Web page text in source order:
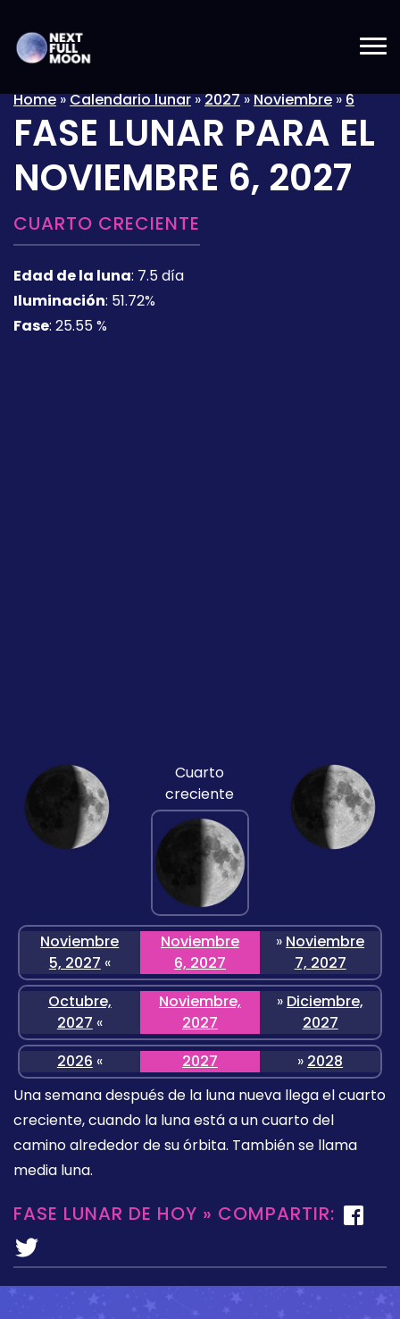
Home»Calendario lunar»2027»Noviembre»6
FASE LUNAR PARA EL
NOVIEMBRE 6, 2027
CUARTO CRECIENTE
Edad de la luna: 7.5 día
Iluminación: 51.72%
Fase: 25.55 %
Cuarto
creciente
Noviembre
5, 2027 «
Noviembre
6, 2027
» Noviembre
7, 2027
Octubre,
2027 «
Noviembre,
2027
» Diciembre,
2027
2026 « 2027 » 2028
Una semana después de la luna nueva llega el cuarto
creciente, cuando la luna está a un cuarto del
camino alrededor de su órbita. También se llama
media luna.
FASE LUNAR DE HOY » COMPARTIR: